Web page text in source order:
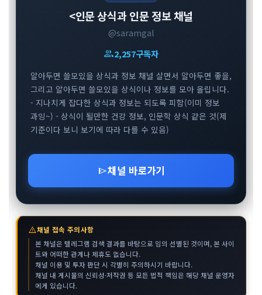
<인문 상식과 인문 정보 채널
@saramgal
group2,257구독자
알아두면 쓸모있을 상식과 정보 채널 살면서 알아두면 좋을,
그리고 알아두면 쓸모있을 상식이나 정보를 모아 올립니다.
- 지나치게 잡다한 상식과 정보는 되도록 피함(이미 정보
과잉~) - 상식이 될만한 건강 정보, 인문학 상식 같은 것(제
기준이다 보니 보기에 따라 다를 수 있음)
send채널 바로가기
warning채널 접속 주의사항
본 채널은 텔레그램 검색 결과를 바탕으로 임의 선별된 것이며, 본 사이
트와 어떠한 관계나 제휴도 없습니다.
채널 이용 및 투자 판단 시 각별히 주의하시기 바랍니다.
채널 내 게시물의 신뢰성·저작권 등 모든 법적 책임은 해당 채널 운영자
에게 있습니다.